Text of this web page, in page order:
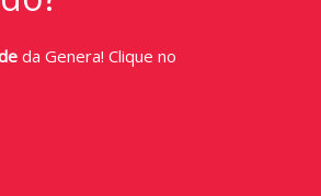
da Genera! Clique no